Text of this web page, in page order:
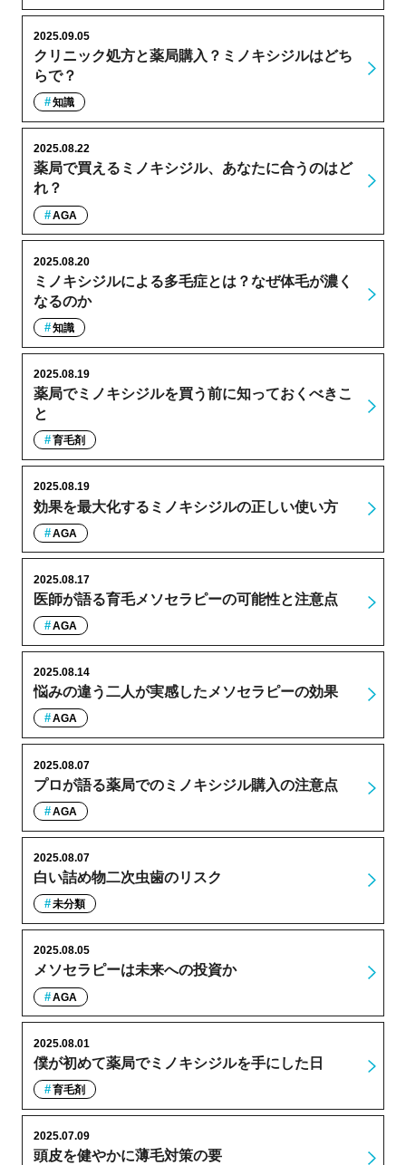
クリニック処方と薬局購入？ミノキシジルはどち
らで？
2025.09.05
知識
薬局で買えるミノキシジル、あなたに合うのはど
れ？
2025.08.22
AGA
ミノキシジルによる多毛症とは？なぜ体毛が濃く
なるのか
2025.08.20
知識
薬局でミノキシジルを買う前に知っておくべきこ
と
2025.08.19
育毛剤
効果を最大化するミノキシジルの正しい使い方
2025.08.19
AGA
医師が語る育毛メソセラピーの可能性と注意点
2025.08.17
AGA
悩みの違う二人が実感したメソセラピーの効果
2025.08.14
AGA
プロが語る薬局でのミノキシジル購入の注意点
2025.08.07
AGA
白い詰め物二次虫歯のリスク
2025.08.07
未分類
メソセラピーは未来への投資か
2025.08.05
AGA
僕が初めて薬局でミノキシジルを手にした日
2025.08.01
育毛剤
頭皮を健やかに薄毛対策の要
2025.07.09